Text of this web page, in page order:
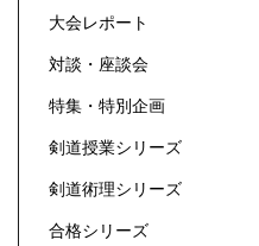
大会レポート
対談・座談会
特集・特別企画
剣道授業シリーズ
剣道術理シリーズ
合格シリーズ